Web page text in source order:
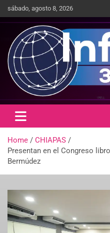
sábado, agosto 8, 2026
infored360.mx
Un giro en la información
Home
CHIAPAS
Presentan en el Congreso
Bermúdez